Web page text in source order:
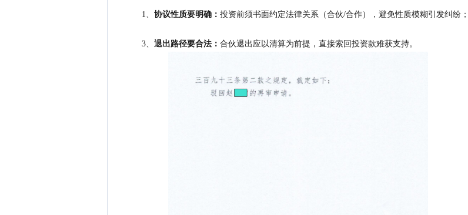
1、 协议性质要明确： 投资前须书面约定法律关系（合伙/合作），避免性质模糊引发纠纷；
3、 退出路径要合法： 合伙退出应以清算为前提，直接索回投资款难获支持。